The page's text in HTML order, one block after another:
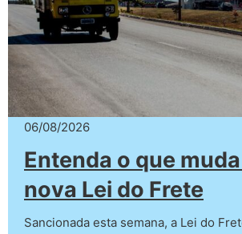
06/08/2026
Entenda o que
nova Lei do Frete
Sancionada esta semana, a Lei do